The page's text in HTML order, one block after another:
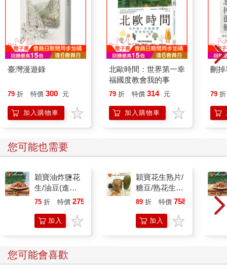
臺灣漫遊錄
79 折 特價 300 元
加入購物車
北歐時間：世界第一幸
福國度教會我的事
79 折 特價 314 元
加入購物車
刪
79 折
您可能也需要
穎寶油炸鹽花
生/油豆(進口
花生)1台斤
75 折 特價 275
加入
購物
穎寶花生熟片/
糖豆/熟花生/
花生片(燒仙草
89 折 特價 758
加入
購物
您可能會喜歡